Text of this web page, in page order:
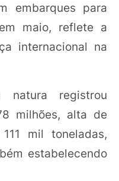
embarques para
maio, reflete a
internacional na
registrou
milhões, alta de
mil toneladas,
estabelecendo